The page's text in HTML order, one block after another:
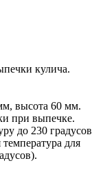
кулича.
высота 60 мм.
при выпечке.
до 230 градусов
для